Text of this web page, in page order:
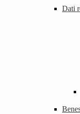
Dati